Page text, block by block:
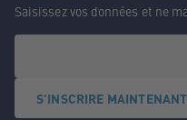
Saisissez vos données et ne
S'INSCRIRE MAINTENANT